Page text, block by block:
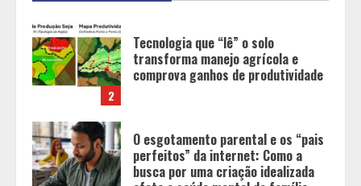
3
O esgotamento parental e os “pais
perfeitos” da internet: Como a
busca por uma criação idealizada
afeta a saúde mental da família
Mercure Belo Horizonte Savassi
inaugura novo espaço com o
Delicatto Restaurante